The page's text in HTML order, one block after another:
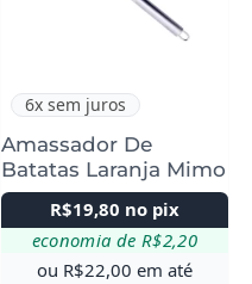
6x sem juros
Amassador De
Batatas Laranja Mimo
R$19,80 no pix
economia de R$2,20
ou R$22,00 em até